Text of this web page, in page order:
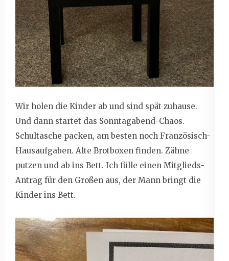
Wir holen die Kinder ab und sind spät zuhause.
Und dann startet das Sonntagabend-Chaos.
Schultasche packen, am besten noch Französisch-
Hausaufgaben. Alte Brotboxen finden. Zähne
putzen und ab ins Bett. Ich fülle einen Mitglieds-
Antrag für den Großen aus, der Mann bringt die
Kinder ins Bett.